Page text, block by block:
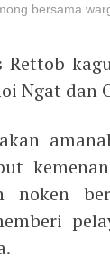
bersama
Rettob
Ngat dan
noken